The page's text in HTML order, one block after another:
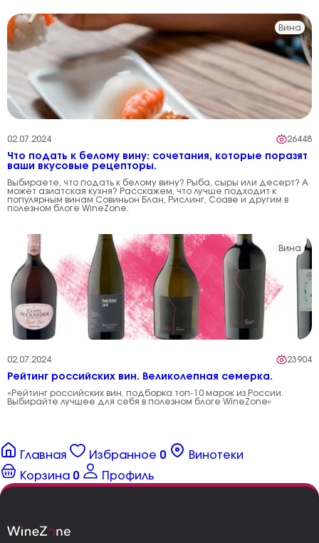
Вина
02.07.2024 26448
Что подать к белому вину: сочетания, которые поразят
ваши вкусовые рецепторы.
Выбираете, что подать к белому вину? Рыба, сыры или десерт? А
может азиатская кухня? Расскажем, что лучше подходит к
популярным винам Совиньон Блан, Рислинг, Соаве и другим в
полезном блоге WineZone.
Вина
02.07.2024 23904
Рейтинг российских вин. Великолепная семерка.
«Рейтинг российских вин, подборка топ-10 марок из России.
Выбирайте лучшее для себя в полезном блоге WineZone»
Главная Избранное 0
Винотеки
Корзина 0 Профиль